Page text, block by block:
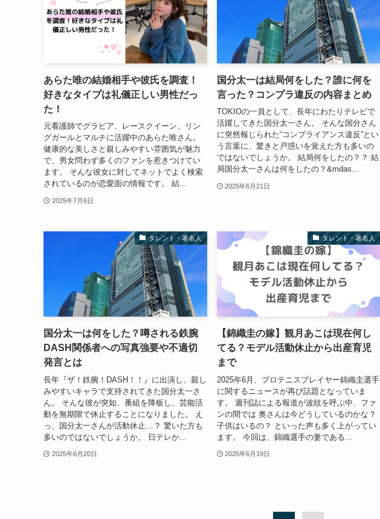
あらた唯の結婚相手や彼氏を調査！
好きなタイプは礼儀正しい男性だっ
た！
元看護師でグラビア、レースクイーン、リン
グガールとマルチに活躍中のあらた唯さん。
健康的な美しさと親しみやすい雰囲気が魅力
で、男女問わず多くのファンを惹きつけてい
ます。 そんな彼女に対してネットでよく検索
されているのが恋愛面の情報です。 結...
2025年7月6日
国分太一は結局何をした？誰に何を
言った？コンプラ違反の内容まとめ
TOKIOの一員として、長年にわたりテレビで
活躍してきた国分太一さん。 そんな国分さん
に突然報じられた“コンプライアンス違反”とい
う言葉に、驚きと戸惑いを覚えた方も多いの
ではないでしょうか。 結局何をしたの？？ 結
局国分太一さんは何をしたの？&mdas...
2025年6月21日
タレント・著名人
国分太一は何をした？噂される鉄腕
DASH関係者への写真強要や不適切
発言とは
長年『ザ！鉄腕！DASH！！』に出演し、親し
みやすいキャラで支持されてきた国分太一さ
ん。 そんな彼が突如、番組を降板し、芸能活
動を無期限で休止することになりました。 え
っ、国分太一さんが活動休止…？ 驚いた方も
多いのではないでしょうか。 日テレか...
2025年6月20日
タレント・著名人
【錦織圭の嫁】観月あこは現在何し
てる？モデル活動休止から出産育児
まで
2025年6月、プロテニスプレイヤー錦織圭選手
に関するニュースが再び話題となっていま
す。 週刊誌による報道が波紋を呼ぶ中、ファ
ンの間では 奥さんは今どうしているのかな？
子供はいるの？ といった声も多く上がってい
ます。 今回は、錦織選手の妻である...
2025年6月19日